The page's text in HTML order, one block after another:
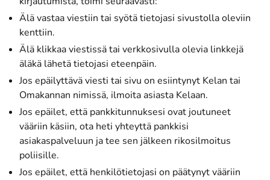
Älä vastaa viestiin tai syötä tietojasi sivustolla oleviin
kenttiin.
Älä klikkaa viestissä tai verkkosivulla olevia linkkejä
äläkä lähetä tietojasi eteenpäin.
Jos epäilyttävä viesti tai sivu on esiintynyt Kelan tai
Omakannan nimissä, ilmoita asiasta Kelaan.
Jos epäilet, että pankkitunnuksesi ovat joutuneet
vääriin käsiin, ota heti yhteyttä pankkisi
asiakaspalveluun ja tee sen jälkeen rikosilmoitus
poliisille.
Jos epäilet, että henkilötietojasi on päätynyt vääriin